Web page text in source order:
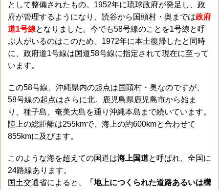
として整備されたもの。1952年に琉球政府が発足し、政
府が管理するようになり、読谷から国頭村・奥までは政府
道1号線となりました。今でも58号線のことを1号線と呼
ぶ人がいるのはこのため。1972年に本土復帰したと同時
に、政府道1号線は国道58号線に指定されて現在に至って
います。
この58号線、沖縄県内の起点は国頭村・奥なのですが、
58号線の起点はさらに北。鹿児島県鹿児島市から始ま
り、種子島、奄美大島を通り沖縄本島まで続いています。
陸上の総距離は255kmで、海上の約600kmと合わせて
855kmに及びます。
このような海を超えての国道は海上国道と呼ばれ、全国に
24路線あります。
国土交通省によると、
「地上につくられた道路あるいは構